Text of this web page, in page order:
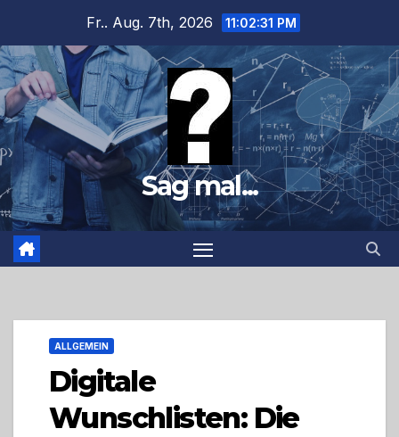
springen
Fr.. Aug. 7th, 2026 11:02:32 PM
Sag mal...
ALLGEMEIN
Digitale
Wunschlisten: Die